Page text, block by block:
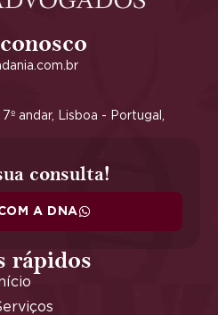
andar, Lisboa - Portugal,
consulta!
A DNA
rápidos